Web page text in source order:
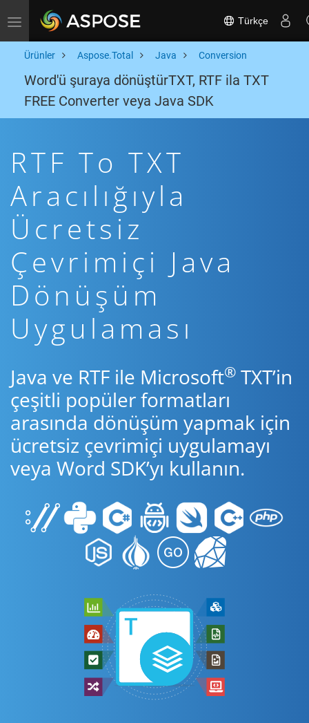
Toggle navigation Türkçe
Ürünler Aspose.Total Java Conversion
Word'ü şuraya dönüştürTXT, RTF ila TXT
FREE Converter veya Java SDK
RTF To TXT
Aracılığıyla
Ücretsiz
Çevrimiçi Java
Dönüşüm
Uygulaması
Java ve RTF ile Microsoft® TXT’in
çeşitli popüler formatları
arasında dönüşüm yapmak için
ücretsiz çevrimiçi uygulamayı
veya Word SDK’yı kullanın.